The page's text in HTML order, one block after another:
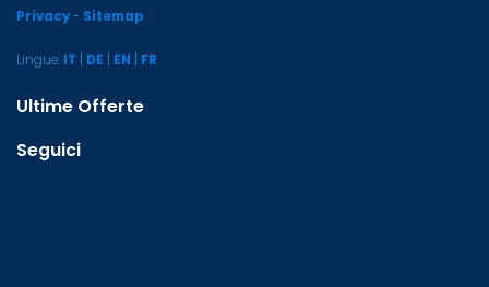
Privacy- Sitemap
Lingue: IT DE EN FR
Ultime Offerte
Seguici